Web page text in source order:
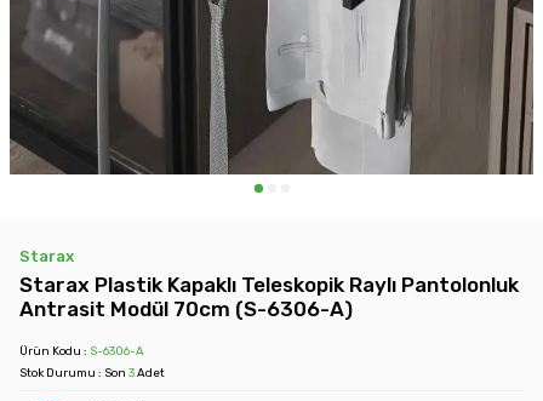
Starax
Starax Plastik Kapaklı Teleskopik Raylı Pantolonluk
Antrasit Modül 70cm (S-6306-A)
Ürün Kodu : S-6306-A
Stok Durumu : Son 3Adet